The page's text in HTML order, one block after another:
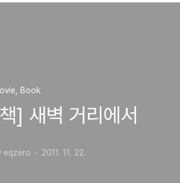
Book
] 새벽 거리에서
eqzero 2011. 11. 22.